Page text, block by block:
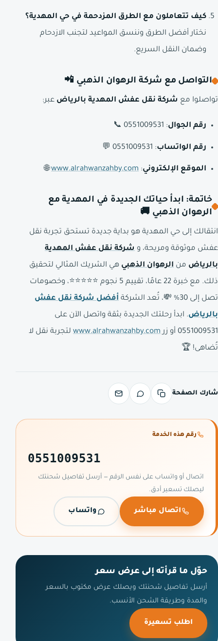
كيف تتعاملون مع الطرق المزدحمة في حي المهدية؟
نختار أفضل الطرق وننسق المواعيد لتجنب الازدحام
وضمان النقل السريع.
التواصل مع شركة الرهوان الذهبي 📲
تواصلوا مع شركة نقل عفش المهدية بالرياض عبر:
رقم الجوال: 0551009531 📞
رقم الواتساب: 0551009531 💬
الموقع الإلكتروني:
www.alrahwanzahby.com
🌐
خاتمة: ابدأ حياتك الجديدة في المهدية مع
الرهوان الذهبي 🚚
انتقالك إلى حي المهدية هو بداية جديدة تستحق تجربة نقل
عفش موثوقة ومريحة، و شركة نقل عفش المهدية
بالرياض من الرهوان الذهبي هي الشريك المثالي لتحقيق
ذلك. مع خبرة 22 عامًا، تقييم 5 نجوم ⭐⭐⭐⭐⭐، وخصومات
تصل إلى 30% 💸، تُعد الشركة
أفضل شركة نقل عفش
بالرياض. ابدأ رحلتك الجديدة بثقة واتصل الآن على
0551009531 أو زر
www.alrahwanzahby.com لتجربة نقل لا
تُضاهى! 🏆
شارك الصفحة
رقم هذه الخدمة
0551009531
اتصال أو واتساب على نفس الرقم — أرسل تفاصيل شحنتك
ليصلك تسعير أدق.
اتصال مباشر واتساب
حوّل ما قرأته إلى عرض سعر
أرسل تفاصيل شحنتك ويصلك عرض مكتوب بالسعر
والمدة وطريقة الشحن الأنسب.
اطلب تسعيرة